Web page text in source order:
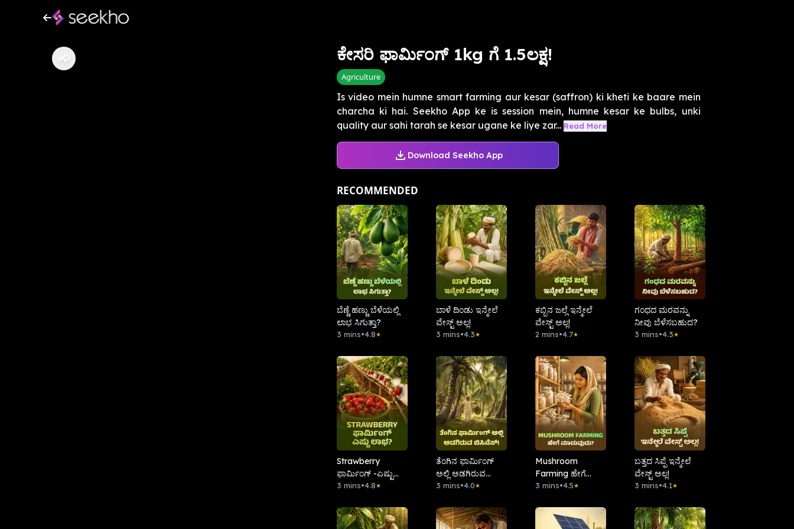
ಕೇಸರಿ ಫಾರ್ಮಿಂಗ್ 1kg ಗೆ 1.5ಲಕ್ಷ!
Agriculture
Is video mein humne smart farming aur kesar (saffron) ki kheti ke baare mein
charcha ki hai. Seekho App ke is session mein, humne kesar ke bulbs, unki
quality aur sahi tarah se kesar ugane ke liye zar... Read More
Download Seekho App
RECOMMENDED
ಬೆಣ್ಣೆ ಹಣ್ಣು ಬೆಳೆಯಲ್ಲಿ
ಲಾಭ ಸಿಗುತ್ತಾ?
3 mins•4.8★
ಬಾಳೆ ದಿಂಡು ಇನ್ಮೇಲೆ
ವೇಸ್ಟ್ ಅಲ್ಲ!
3 mins•4.3★
ಕಬ್ಬಿನ ಜಲ್ಲೆ ಇನ್ಮೇಲೆ
ವೇಸ್ಟ್ ಅಲ್ಲ!
2 mins•4.7★
ಗಂಧದ ಮರವನ್ನು
ನೀವು ಬೆಳೆಸಬಹುದ?
3 mins•4.3★
Strawberry
ಫಾರ್ಮಿಂಗ್ -ಎಷ್ಟು
ಲಾಭ?
3 mins•4.8★
ತೆಂಗಿನ ಫಾರ್ಮಿಂಗ್
ಅಲ್ಲಿ ಅಡಗಿರುವ
ಬಿಸಿನೆಸ್!
3 mins•4.0★
Mushroom
Farming ಹೇಗೆ
ಮಾಡುವುದು?
3 mins•4.5★
ಬತ್ತದ ಸಿಪ್ಪೆ ಇನ್ಮೇಲೆ
ವೇಸ್ಟ್ ಅಲ್ಲ!
3 mins•4.1★